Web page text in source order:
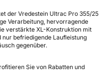
der Vredestein Ultrac Pro 355/25
Verarbeitung, hervorragende
verstärkte XL-Konstruktion mit
befriedigende Laufleistung
gegenüber.
Sie von Rabatten und